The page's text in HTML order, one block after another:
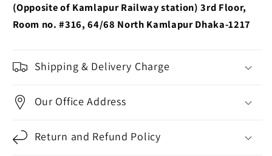
(Opposite of Kamlapur Railway station) 3rd Floor,
Room no. #316, 64/68 North Kamlapur Dhaka-1217
Shipping & Delivery Charge
Our Office Address
Return and Refund Policy